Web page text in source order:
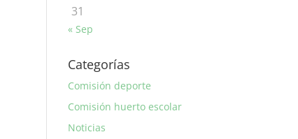
31
« Sep
Categorías
Comisión deporte
Comisión huerto escolar
Noticias